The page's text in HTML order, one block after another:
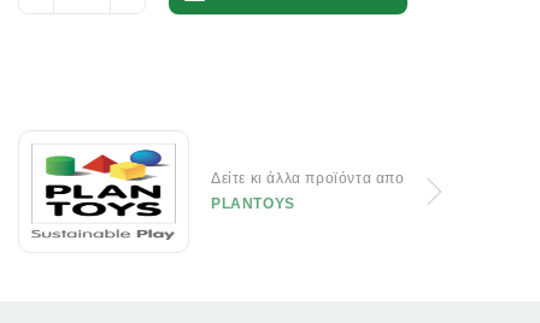
Δείτε κι άλλα προϊόντα απο
PLANTOYS